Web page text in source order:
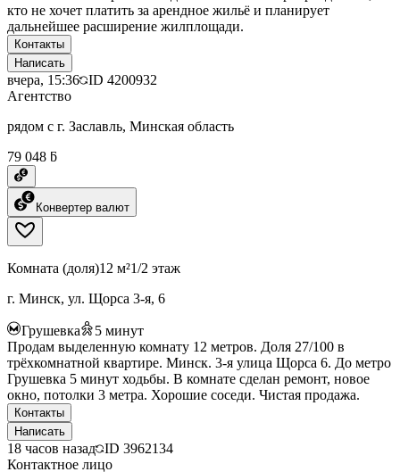
кто не хочет платить за арендное жильё и планирует
дальнейшее расширение жилплощади.
Контакты
Написать
вчера, 15:36 ID 4200932
Агентство
рядом с г. Заславль, Минская область
79 048 ƃ
Конвертер валют
Комната (доля)12 м²1/2 этаж
г. Минск, ул. Щорса 3-я, 6
Грушевка 5 минут
Продам выделенную комнату 12 метров. Доля 27/100 в
трёхкомнатной квартире. Минск. 3-я улица Щорса 6. До метро
Грушевка 5 минут ходьбы. В комнате сделан ремонт, новое
окно, потолки 3 метра. Хорошие соседи. Чистая продажа.
Контакты
Написать
18 часов назад ID 3962134
Контактное лицо